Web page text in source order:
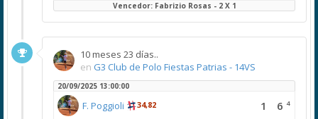
Vencedor: Fabrizio Rosas - 2 X 1
10 meses 23 días..
en G3 Club de Polo Fiestas Patrias - 14VS
20/09/2025 13:00:00
F. Poggioli 34,82 1 6 4